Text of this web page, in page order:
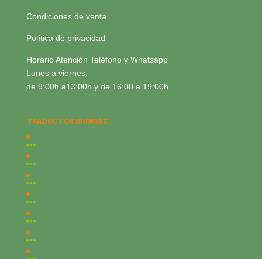
Condiciones de venta
Política de privacidad
Horario Atención Teléfono y Whatsapp
Lunes a viernes:
de 9:00h a13:00h y de 16:00 a 19:00h
TRADUCTOR IDIOMAS: